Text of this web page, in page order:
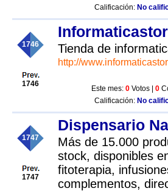
Calificación: No
1746
1746
Tienda de
http://
Este mes: 0 Votos | 0
Calificación: No
1747
1747
Dispensario
Más de 15.000
stock, disponibles
fitoterapia,
complementos,